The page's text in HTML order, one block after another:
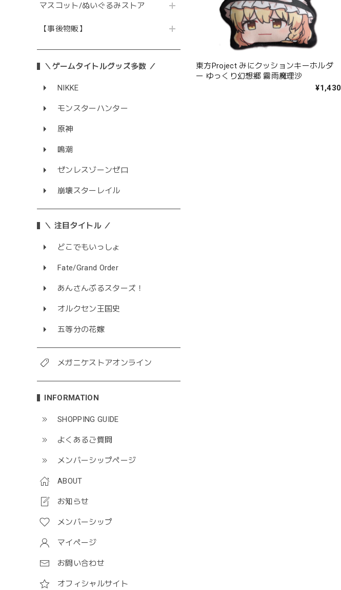
マスコット/ぬいぐるみストア
【事後物販】
＼ゲームタイトルグッズ多数 ／
NIKKE
モンスターハンター
原神
鳴潮
ゼンレスゾーンゼロ
崩壊スターレイル
＼ 注目タイトル ／
どこでもいっしょ
Fate/Grand Order
あんさんぶるスターズ！
オルクセン王国史
五等分の花嫁
メガニケストアオンライン
INFORMATION
SHOPPING GUIDE
よくあるご質問
メンバーシップページ
ABOUT
お知らせ
メンバーシップ
マイページ
お問い合わせ
オフィシャルサイト
東方Project みにクッションキーホルダ
ー ゆっくり幻想郷 霧雨魔理沙
¥1,430